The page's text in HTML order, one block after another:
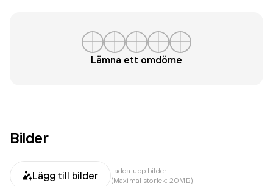
Lämna ett omdöme
Bilder
Lägg till bilder
Ladda upp bilder
(Maximal storlek: 20MB)